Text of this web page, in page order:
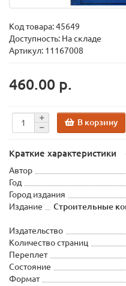
Код товара:45649
Доступность: На складе
Артикул: 11167008
460.00 р.
В корзину
Краткие характеристики
Автор
Год
Город издания
Издание
Строительные
Издательство
Количество страниц
Переплет
Состояние
Формат